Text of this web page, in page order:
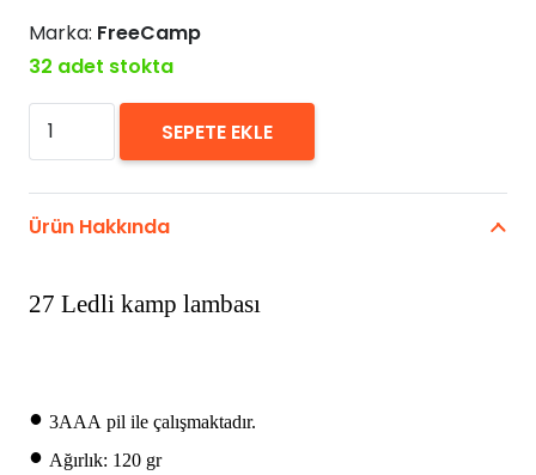
Marka: FreeCamp
32 adet stokta
FreeCamp
Mini
Led
adet
SEPETE EKLE
Ürün Hakkında
27 Ledli kamp lambası
• 3AAA pil ile çalışmaktadır.
• Ağırlık: 120 gr